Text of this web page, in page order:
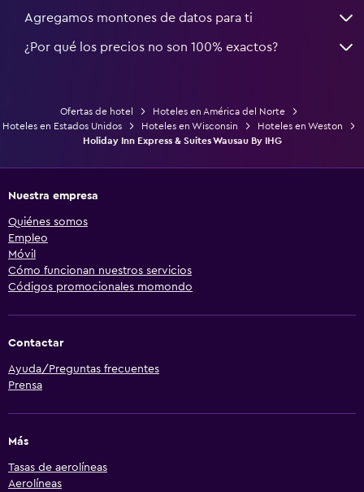
Agregamos montones de datos para ti
¿Por qué los precios no son 100% exactos?
Ofertas de hotel
Hoteles en América del Norte
Hoteles en Estados Unidos
Hoteles en Wisconsin
Hoteles en Weston
Holiday Inn Express & Suites Wausau By IHG
Nuestra empresa
Quiénes somos
Empleo
Móvil
Cómo funcionan nuestros servicios
Códigos promocionales momondo
Contactar
Ayuda/Preguntas frecuentes
Prensa
Más
Tasas de aerolíneas
Aerolíneas